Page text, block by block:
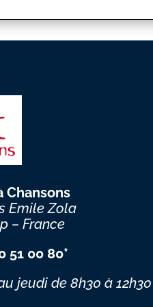
Chansons
Emile Zola
– France
51 00 80*
jeudide 8h30 à 12h30